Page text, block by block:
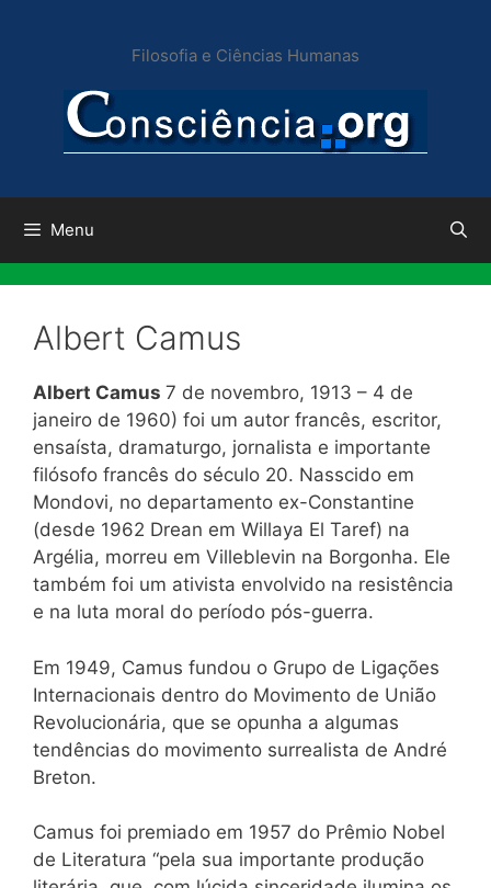
conteúdo
Filosofia e Ciências Humanas
Menu
Albert Camus
Albert Camus 7 de novembro, 1913 – 4 de
janeiro de 1960) foi um autor francês, escritor,
ensaísta, dramaturgo, jornalista e importante
filósofo francês do século 20. Nasscido em
Mondovi, no departamento ex-Constantine
(desde 1962 Drean em Willaya El Taref) na
Argélia, morreu em Villeblevin na Borgonha. Ele
também foi um ativista envolvido na resistência
e na luta moral do período pós-guerra.
Em 1949, Camus fundou o Grupo de Ligações
Internacionais dentro do Movimento de União
Revolucionária, que se opunha a algumas
tendências do movimento surrealista de André
Breton.
Camus foi premiado em 1957 do Prêmio Nobel
de Literatura “pela sua importante produção